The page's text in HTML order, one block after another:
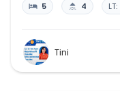
5 4 LT:
Tini